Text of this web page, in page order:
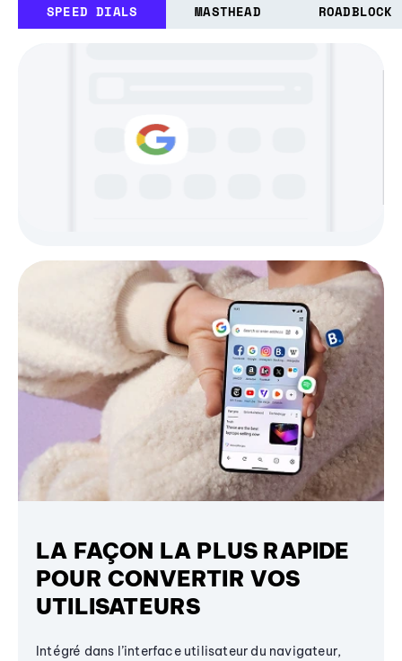
SPEED DIALS MASTHEAD ROADBLOCK
LA FAÇON LA PLUS RAPIDE
POUR CONVERTIR VOS
UTILISATEURS
Intégré dans l’interface utilisateur du navigateur,